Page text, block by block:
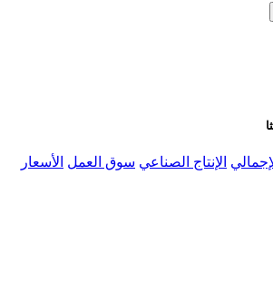
الإنتاج الصناعي سوق العمل الأسعار